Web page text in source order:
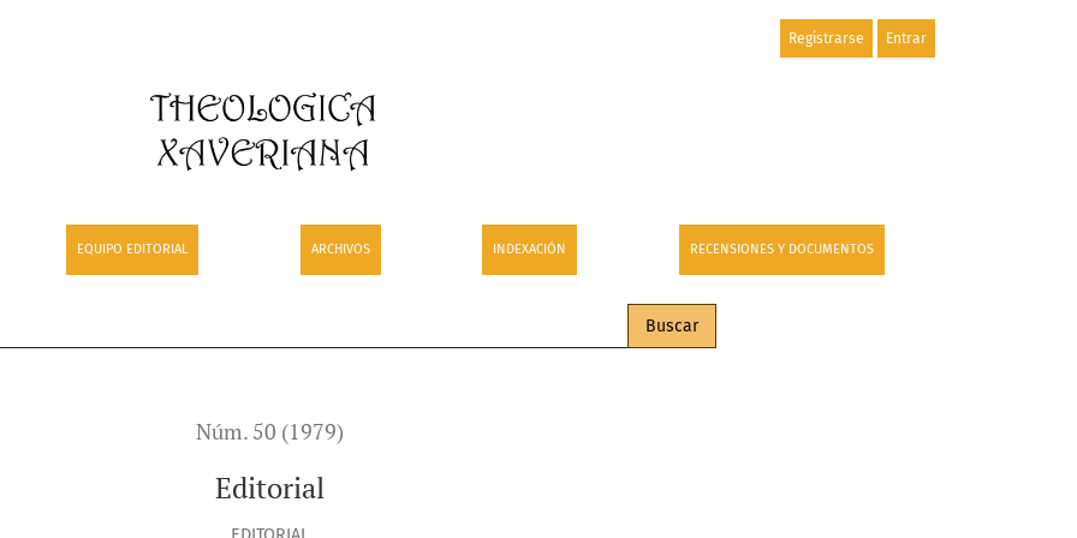
EQUIPO EDITORIAL ARCHIVOS INDEXACIÓN RECENSIONES Y DOCUMENTOS
Registrarse Entrar
Buscar
Núm. 50 (1979)
Editorial